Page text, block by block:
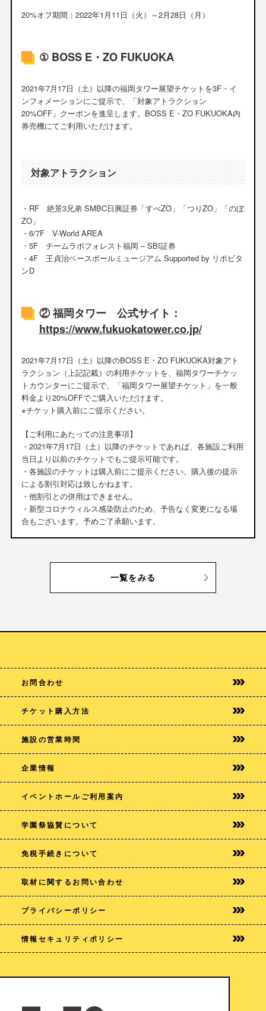
20%オフ期間：2022年1月11日（火）～2月28日（月）
① BOSS E・ZO FUKUOKA
2021年7月17日（土）以降の福岡タワー展望チケットを3F・イ
ンフォメーションにご提示で、「対象アトラクション
20%OFF」クーポンを進呈します。BOSS E・ZO FUKUOKA内
券売機にてご利用いただけます。
対象アトラクション
・RF 絶景3兄弟 SMBC日興証券「すべZO」「つりZO」「のぼ
ZO」
・6/7F V-World AREA
・5F チームラボフォレスト福岡 – SBI証券
・4F 王貞治ベースボールミュージアム Supported by リポビタ
ンD
② 福岡タワー 公式サイト：
https://www.fukuokatower.co.jp/
2021年7月17日（土）以降のBOSS E・ZO FUKUOKA対象アト
ラクション（上記記載）の利用チケットを、福岡タワーチケッ
トカウンターにご提示で、「福岡タワー展望チケット」を一般
料金より20%OFFでご購入いただけます。
※チケット購入前にご提示ください。
【ご利用にあたっての注意事項】
・2021年7月17日（土）以降のチケットであれば、各施設ご利用
当日より以前のチケットでもご提示可能です。
・各施設のチケットは購入前にご提示ください。購入後の提示
による割引対応は致しかねます。
・他割引との併用はできません。
・新型コロナウィルス感染防止のため、予告なく変更になる場
合もございます。予めご了承願います。
一覧をみる
お問合わせ
チケット購入方法
施設の営業時間
企業情報
イベントホールご利用案内
学園祭協賛について
免税手続きについて
取材に関するお問い合わせ
プライバシーポリシー
情報セキュリティポリシー